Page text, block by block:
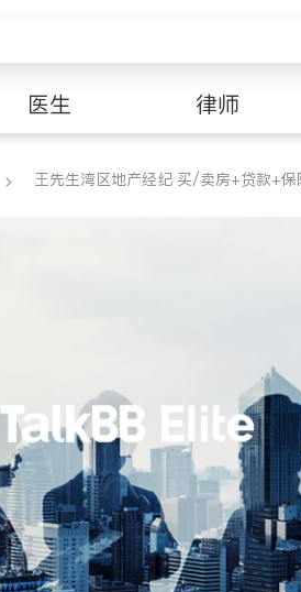
医生 律师
王先生湾区地产经纪 买/卖房+贷款+保